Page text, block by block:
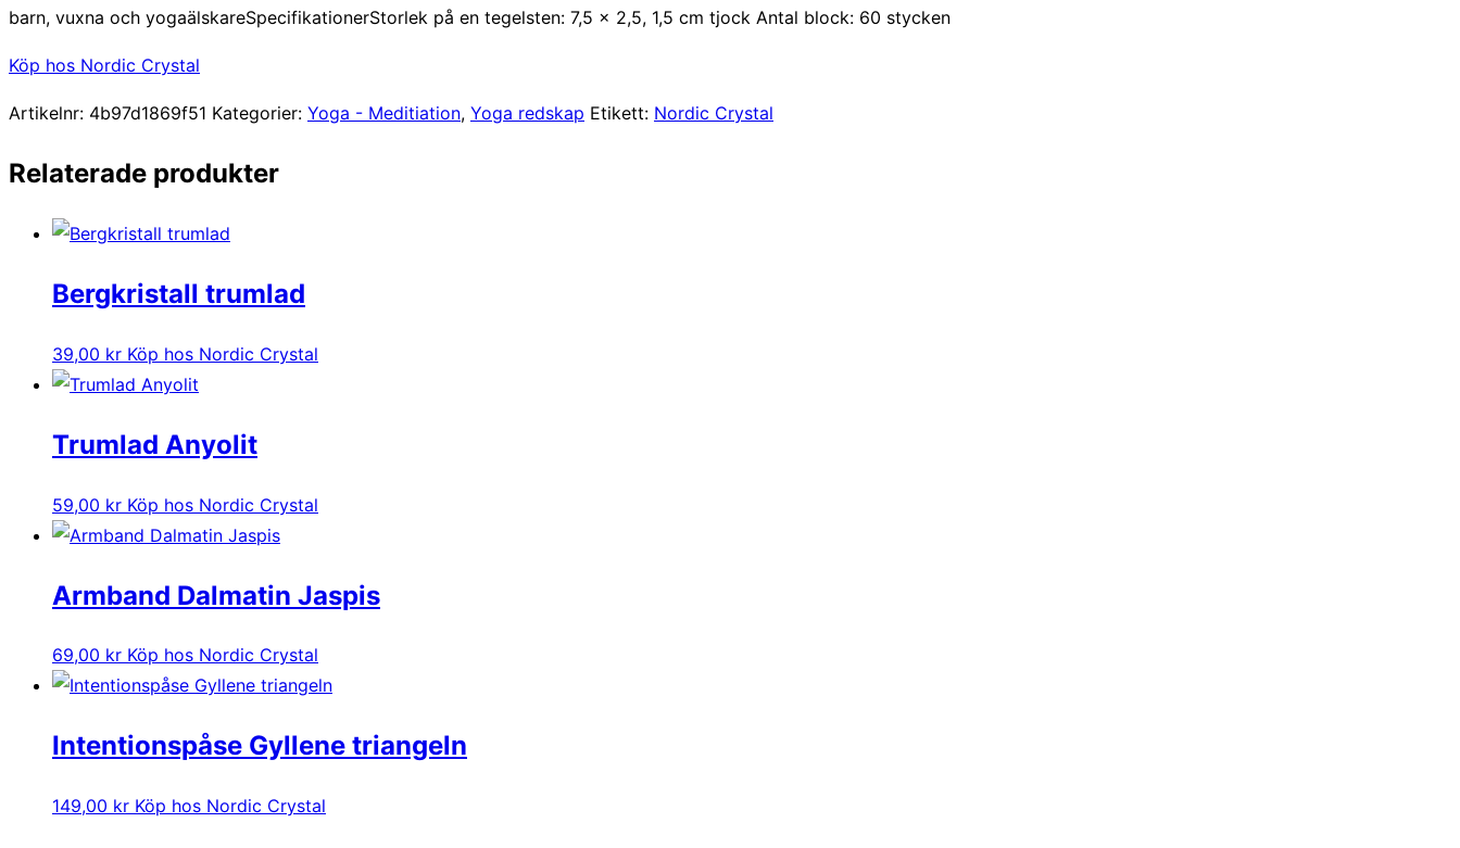
barn, vuxna och yogaälskareSpecifikationerStorlek på en tegelsten: 7,5 x 2,5, 1,5 cm tjock Antal block: 60 stycken
Köp hos Nordic Crystal
Artikelnr: 4b97d1869f51 Kategorier: Yoga - Meditiation, Yoga redskap Etikett: Nordic Crystal
Relaterade produkter
Bergkristall trumlad
39,00 kr Köp hos Nordic Crystal
Trumlad Anyolit
59,00 kr Köp hos Nordic Crystal
Armband Dalmatin Jaspis
69,00 kr Köp hos Nordic Crystal
Intentionspåse Gyllene triangeln
149,00 kr Köp hos Nordic Crystal